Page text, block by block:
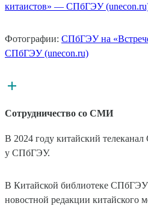
китаистов» — СПбГЭУ
Фотографии: СПбГЭУ на
СПбГЭУ (unecon.ru)
Сотрудничество со СМИ
В 2024 году китайский
у СПбГЭУ.
В Китайской библиотеке СПбГЭУ
новостной редакции китайского